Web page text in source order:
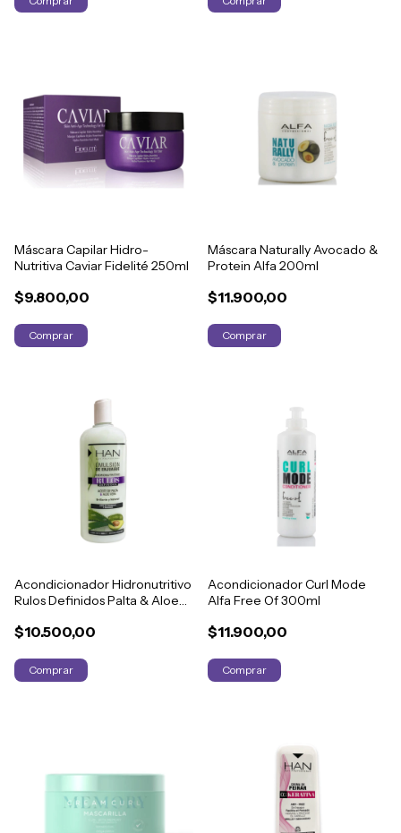
Máscara Capilar Hidro-
Nutritiva Caviar Fidelité 250ml
$9.800,00
Máscara Naturally Avocado &
Protein Alfa 200ml
$11.900,00
Acondicionador Hidronutritivo
Rulos Definidos Palta & Aloe
$10.500,00
Acondicionador Curl Mode
Alfa Free Of 300ml
$11.900,00